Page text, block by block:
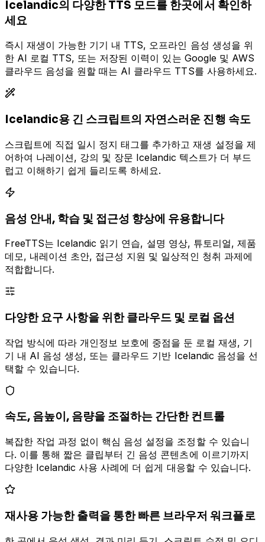
Icelandic의 다양한 TTS 모드를 한곳에서 확인하
세요
즉시 재생이 가능한 기기 내 TTS, 오프라인 음성 생성을 위
한 AI 로컬 TTS, 또는 저장된 이력이 있는 Google 및 AWS
클라우드 음성을 원할 때는 AI 클라우드 TTS를 사용하세요.
Icelandic용 긴 스크립트의 자연스러운 진행 속도
스크립트에 직접 일시 정지 태그를 추가하고 재생 설정을 제
어하여 나레이션, 강의 및 장문 Icelandic 텍스트가 더 부드
럽고 이해하기 쉽게 들리도록 하세요.
음성 안내, 학습 및 접근성 향상에 유용합니다
FreeTTS는 Icelandic 읽기 연습, 설명 영상, 튜토리얼, 제품
데모, 내레이션 초안, 접근성 지원 및 일상적인 청취 과제에
적합합니다.
다양한 요구 사항을 위한 클라우드 및 로컬 옵션
작업 방식에 따라 개인정보 보호에 중점을 둔 로컬 재생, 기
기 내 AI 음성 생성, 또는 클라우드 기반 Icelandic 음성을 선
택할 수 있습니다.
속도, 음높이, 음량을 조절하는 간단한 컨트롤
복잡한 작업 과정 없이 핵심 음성 설정을 조정할 수 있습니
다. 이를 통해 짧은 클립부터 긴 음성 콘텐츠에 이르기까지
다양한 Icelandic 사용 사례에 더 쉽게 대응할 수 있습니다.
재사용 가능한 출력을 통한 빠른 브라우저 워크플로